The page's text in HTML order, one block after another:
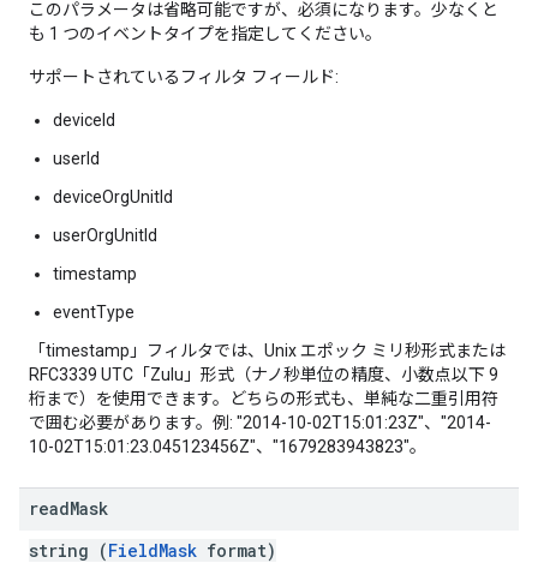
このパラメータは省略可能ですが、必須になります。少なくと
も 1 つのイベントタイプを指定してください。
サポートされているフィルタ フィールド:
deviceId
userId
deviceOrgUnitId
userOrgUnitId
timestamp
eventType
「timestamp」フィルタでは、Unix エポック ミリ秒形式または
RFC3339 UTC「Zulu」形式（ナノ秒単位の精度、小数点以下 9
桁まで）を使用できます。どちらの形式も、単純な二重引用符
で囲む必要があります。例: "2014-10-02T15:01:23Z"、"2014-
10-02T15:01:23.045123456Z"、"1679283943823"。
readMask
string (FieldMask format)